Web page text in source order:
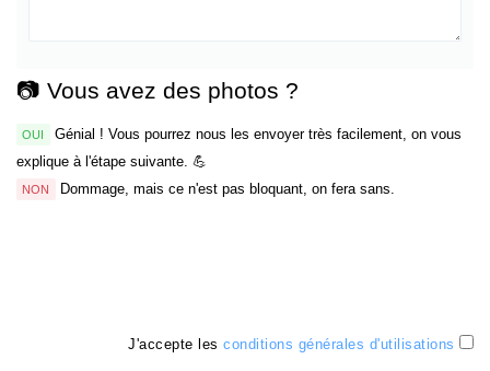
📷 Vous avez des photos ?
OUI
Génial ! Vous pourrez nous les envoyer très facilement, on vous
explique à l'étape suivante. 💪
NON Dommage, mais ce n'est pas bloquant, on fera sans.
J'accepte les conditions générales d'utilisations